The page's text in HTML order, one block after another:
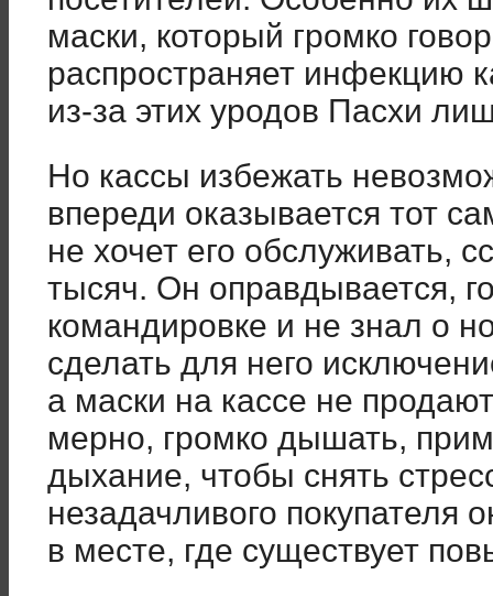
маски, который громко
распространяет инфекцию
из-за этих уродов Пасхи
Но кассы избежать
впереди оказывается тот
не хочет его обслуживать,
тысяч. Он оправдывается,
командировке и не знал о
сделать для него
а маски на кассе не
мерно, громко дышать,
дыхание, чтобы снять
незадачливого покупателя
в месте, где существует